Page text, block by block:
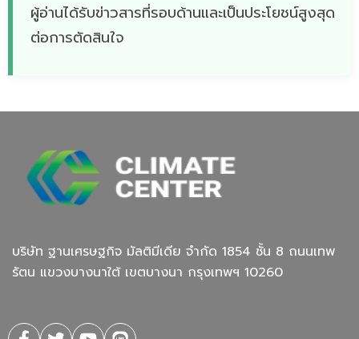
ผู้อ่านได้รับข่าวสารที่รอบด้านและเป็นประโยชน์สูงสุด
ต่อการตัดสินใจ
บริษัท ฐานเศรษฐกิจ มัลติมีเดีย จํากัด 1854 ชั้น 8 ถนนเทพ
รัตน แขวงบางนาใต้ เขตบางนา กรุงเทพฯ 10260